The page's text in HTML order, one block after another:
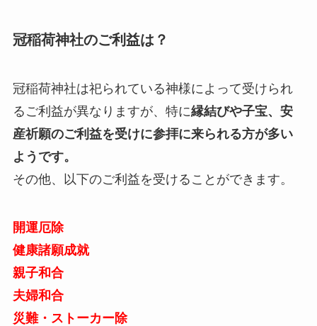
冠稲荷神社のご利益は？
冠稲荷神社は祀られている神様によって受けられ
るご利益が異なりますが、特に縁結びや子宝、安
産祈願のご利益を受けに参拝に来られる方が多い
ようです。
その他、以下のご利益を受けることができます。
開運厄除
健康諸願成就
親子和合
夫婦和合
災難・ストーカー除